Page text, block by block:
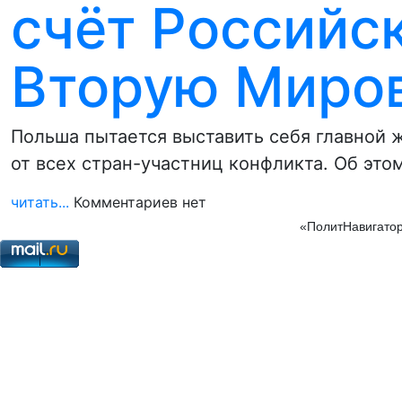
счёт
Вторую
Польша пытается выставить себя
от всех стран-участниц конфликта. Об
читать... Комментариев нет